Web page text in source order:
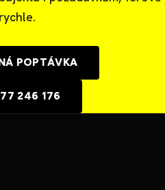
POPTÁVKA
246 176